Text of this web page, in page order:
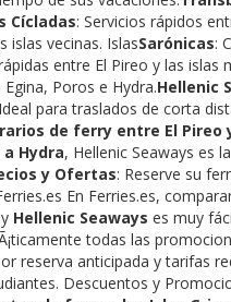
Cícladas: Servicios rápidos
islas vecinas. IslasSarónicas:
entre El Pireo y las islas
Poros e Hydra.Hellenic
para traslados de corta
de ferry entre El Pireo
Hydra, Hellenic Seaways es la
y Ofertas: Reserve su
En Ferries.es,
y Hellenic Seaways es muy
todas las
reserva anticipada y tarifas
Descuentos y